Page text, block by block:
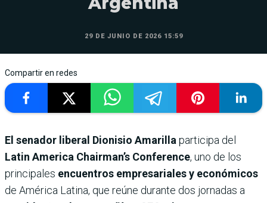
29 DE JUNIO DE 2026 15:59
Compartir en redes
El senador liberal Dionisio Amarilla participa del
Latin America Chairman’s Conference, uno de los
principales encuentros empresariales y económicos
de América Latina, que reúne durante dos jornadas a